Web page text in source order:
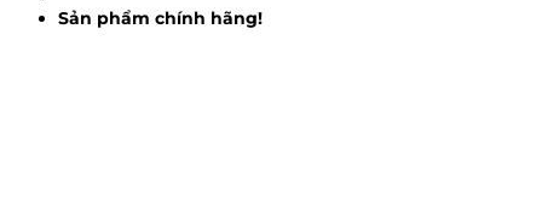
Sản phẩm chính hãng!